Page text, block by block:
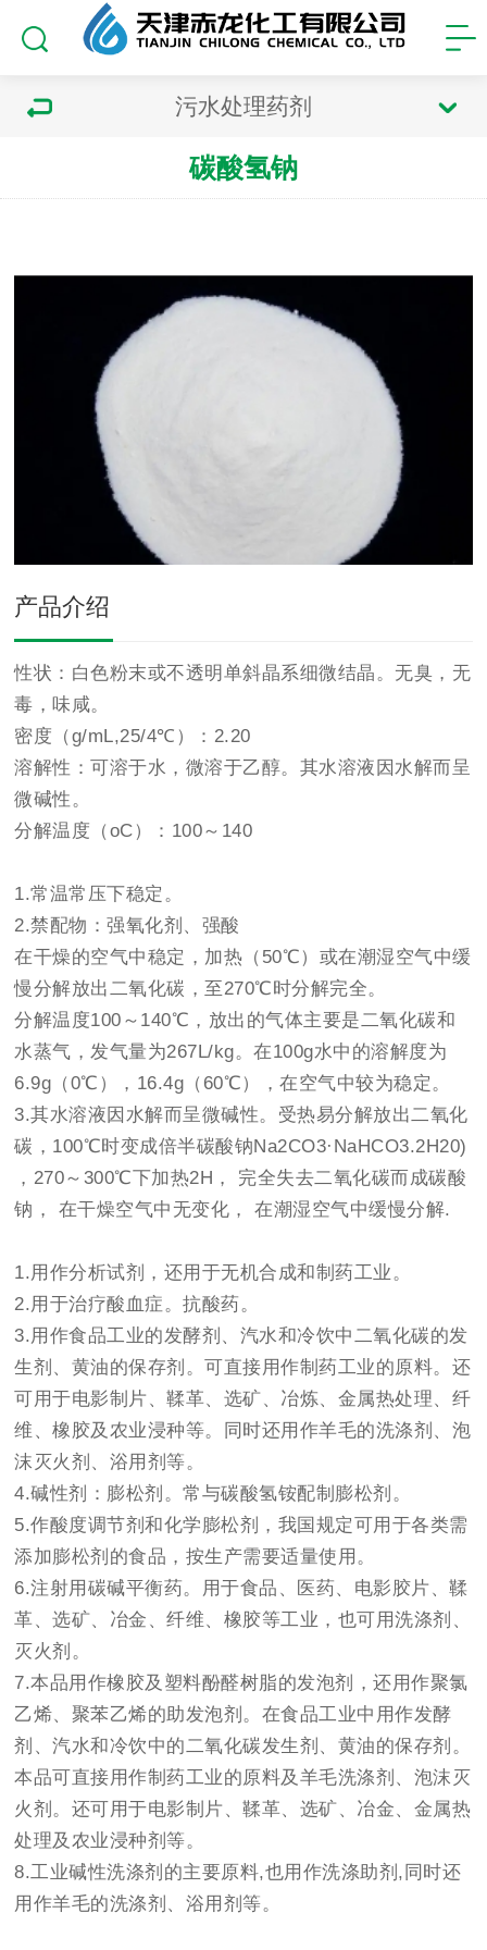
污水处理药剂
碳酸氢钠
产品介绍
性状：白色粉末或不透明单斜晶系细微结晶。无臭，无
毒，味咸。
密度（g/mL,25/4℃）：2.20
溶解性：可溶于水，微溶于乙醇。其水溶液因水解而呈
微碱性。
分解温度（oC）：100～140
1.常温常压下稳定。
2.禁配物：强氧化剂、强酸
在干燥的空气中稳定，加热（50℃）或在潮湿空气中缓
慢分解放出二氧化碳，至270℃时分解完全。
分解温度100～140℃，放出的气体主要是二氧化碳和
水蒸气，发气量为267L/kg。在100g水中的溶解度为
6.9g（0℃），16.4g（60℃），在空气中较为稳定。
3.其水溶液因水解而呈微碱性。受热易分解放出二氧化
碳，100℃时变成倍半碳酸钠Na2CO3·NaHCO3.2H20)
，270～300℃下加热2H， 完全失去二氧化碳而成碳酸
钠， 在干燥空气中无变化， 在潮湿空气中缓慢分解.
1.用作分析试剂，还用于无机合成和制药工业。
2.用于治疗酸血症。抗酸药。
3.用作食品工业的发酵剂、汽水和冷饮中二氧化碳的发
生剂、黄油的保存剂。可直接用作制药工业的原料。还
可用于电影制片、鞣革、选矿、冶炼、金属热处理、纤
维、橡胶及农业浸种等。同时还用作羊毛的洗涤剂、泡
沫灭火剂、浴用剂等。
4.碱性剂：膨松剂。常与碳酸氢铵配制膨松剂。
5.作酸度调节剂和化学膨松剂，我国规定可用于各类需
添加膨松剂的食品，按生产需要适量使用。
6.注射用碳碱平衡药。用于食品、医药、电影胶片、鞣
革、选矿、冶金、纤维、橡胶等工业，也可用洗涤剂、
灭火剂。
7.本品用作橡胶及塑料酚醛树脂的发泡剂，还用作聚氯
乙烯、聚苯乙烯的助发泡剂。在食品工业中用作发酵
剂、汽水和冷饮中的二氧化碳发生剂、黄油的保存剂。
本品可直接用作制药工业的原料及羊毛洗涤剂、泡沫灭
火剂。还可用于电影制片、鞣革、选矿、冶金、金属热
处理及农业浸种剂等。
8.工业碱性洗涤剂的主要原料,也用作洗涤助剂,同时还
用作羊毛的洗涤剂、浴用剂等。